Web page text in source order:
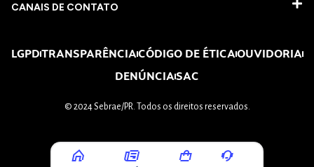
CANAIS DE CONTATO
LGPDTRANSPARÊNCIACÓDIGO DE ÉTICAOUVIDORIA
DENÚNCIASAC
© 2024 Sebrae/PR. Todos os direitos reservados.